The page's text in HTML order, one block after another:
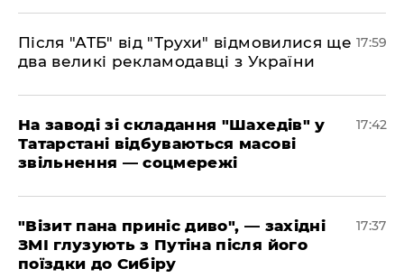
​Після "АТБ" від "Трухи" відмовилися ще
два великі рекламодавці з України
17:59
​На заводі зі складання "Шахедів" у
Татарстані відбуваються масові
звільнення — соцмережі
17:42
"Візит пана приніс диво", — західні
ЗМІ глузують з Путіна після його
поїздки до Сибіру
17:37